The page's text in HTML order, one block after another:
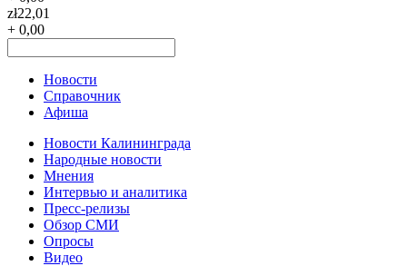
zł22,01
+ 0,00
Новости
Справочник
Афиша
Новости Калининграда
Народные новости
Мнения
Интервью и аналитика
Пресс-релизы
Обзор СМИ
Опросы
Видео